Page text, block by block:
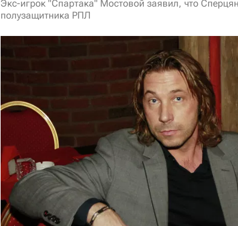
Экс-игрок "Спартака" Мостовой заявил, что
полузащитника РПЛ